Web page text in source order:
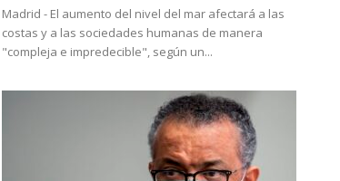
Madrid - El aumento del nivel del mar afectará a las
costas y a las sociedades humanas de manera
"compleja e impredecible", según un...